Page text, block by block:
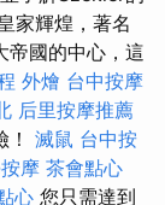
家輝煌，著名
帝國的中心，這
外燴 台中按摩
后里按摩推薦
滅鼠 台中按
摩 茶會點心
心 您只需達到